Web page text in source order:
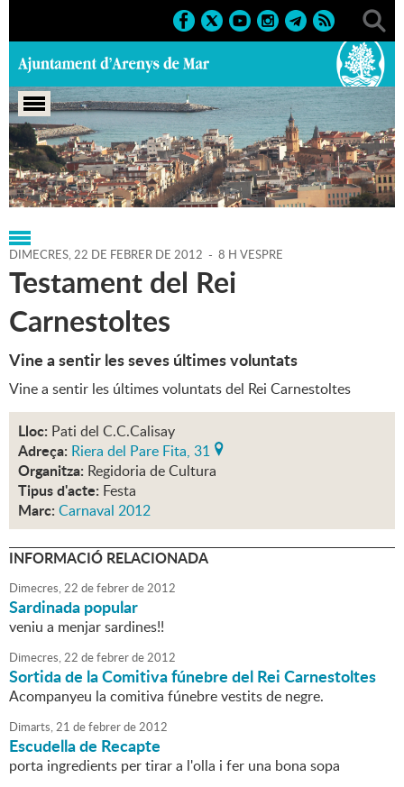
Portada > Regidories > Cultura > Agenda > 22-02-2012
DIMECRES,22 DE FEBRER DE 2012 - 8 H VESPRE
Testament del Rei
Carnestoltes
Vine a sentir les seves últimes voluntats
Vine a sentir les últimes voluntats del Rei Carnestoltes
Lloc: Pati del C.C.Calisay
Adreça: Riera del Pare Fita, 31
Organitza: Regidoria de Cultura
Tipus d'acte: Festa
Marc: Carnaval 2012
INFORMACIÓ RELACIONADA
Dimecres,22 defebrerde2012
Sardinada popular
veniu a menjar sardines!!
Dimecres,22 defebrerde2012
Sortida de la Comitiva fúnebre del Rei Carnestoltes
Acompanyeu la comitiva fúnebre vestits de negre.
Dimarts,21 defebrerde2012
Escudella de Recapte
porta ingredients per tirar a l'olla i fer una bona sopa